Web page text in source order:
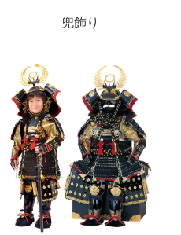
兜飾り